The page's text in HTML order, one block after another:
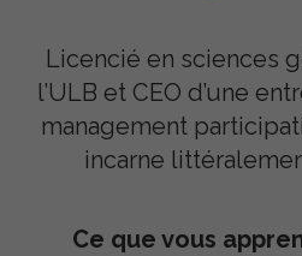
Licencié en sciences
l’ULB et CEO d’une
management
incarne
Ce que vous